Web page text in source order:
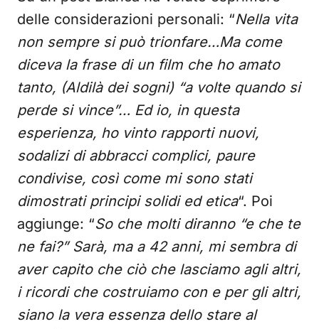
delle considerazioni personali: “Nella vita
non sempre si può trionfare…Ma come
diceva la frase di un film che ho amato
tanto, (Aldilà dei sogni) “a volte quando si
perde si vince”… Ed io, in questa
esperienza, ho vinto rapporti nuovi,
sodalizi di abbracci complici, paure
condivise, così come mi sono stati
dimostrati principi solidi ed etica“. Poi
aggiunge: “So che molti diranno “e che te
ne fai?” Sarà, ma a 42 anni, mi sembra di
aver capito che ciò che lasciamo agli altri,
i ricordi che costruiamo con e per gli altri,
siano la vera essenza dello stare al